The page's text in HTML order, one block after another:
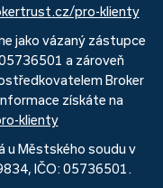
pro-klienty
jako vázaný zástupce
a zároveň
Broker
získáte na
klienty
u Městského soudu v
IČO: 05736501.